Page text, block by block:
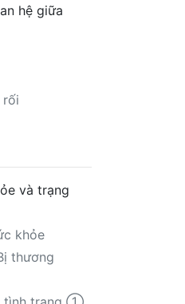
hệ giữa
và trạng
khỏe
thương